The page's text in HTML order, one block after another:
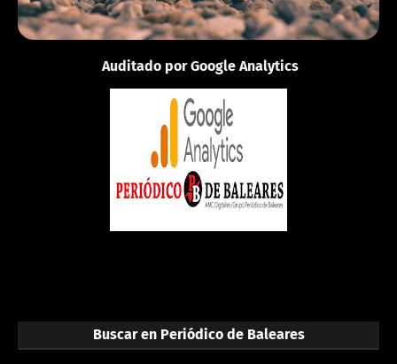
Auditado por Google Analytics
Buscar en Periódico de Baleares